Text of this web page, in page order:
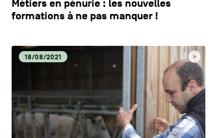
Métiers en pénurie : les nouvelles
formations à ne pas manquer !
18/08/2021